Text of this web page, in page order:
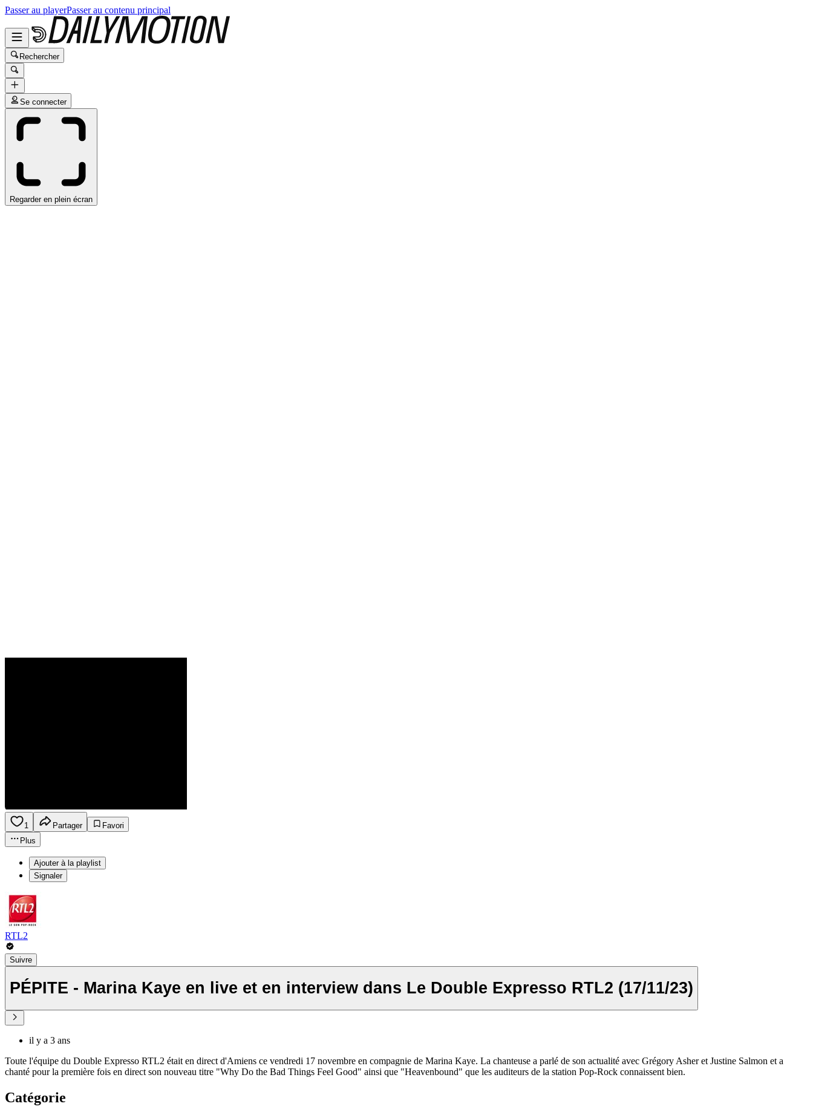
Passer au playerPasser au contenu principal
Rechercher
Se connecter
Regarder en plein écran
1 Partager
Favori
Plus
Ajouter à la playlist
Signaler
RTL2
Suivre
PÉPITE - Marina Kaye en live et en interview dans Le Double Expresso RTL2 (17/11/23)
il y a 3 ans
Toute l'équipe du Double Expresso RTL2 était en direct d'Amiens ce vendredi 17 novembre en compagnie de Marina Kaye. La chanteuse a parlé de son actualité avec Grégory Asher et Justine Salmon et a
chanté pour la première fois en direct son nouveau titre "Why Do the Bad Things Feel Good" ainsi que "Heavenbound" que les auditeurs de la station Pop-Rock connaissent bien.
Catégorie